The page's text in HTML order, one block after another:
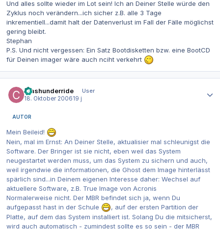
Und alles sollte wieder im Lot sein! Ich an Deiner Stelle würde den
Zyklus noch verändern...ich sicher z.B. alle 3 Tage
inkrementiell...damit halt der Datenverlust im Fall der Fälle möglichst
gering bleibt.
Stephan
P.S. Und nicht vergessen: Ein Satz Bootdisketten bzw. eine BootCD
für Deinen imager wäre auch nciht verkehrt
crashunderride
User
18. Oktober 200619 j
AUTOR
Mein Beileid!
Nein, mal im Ernst: An Deiner Stelle, aktualisier mal schleunigst die
Software. Der Bringer ist sie nicht, eben weil das System
neugestartet werden muss, um das System zu sichern und auch,
weil irgendwie die informationen, die Ghost dem Image hinterlässt
spärlich sind...in Deinem eigenen Interesse daher: Wechsel auf
aktuellere Software, z.B. True Image von Acronis
Normalerweise nicht. Der MBR befindet sich ja, wenn Du
aufgepasst hast in der Schule
, auf der ersten Partition der
Platte, auf dem das System installiert ist. Solang Du die mitsicherst,
wird auch automatisch - zumindest sollte es so sein - der MBR